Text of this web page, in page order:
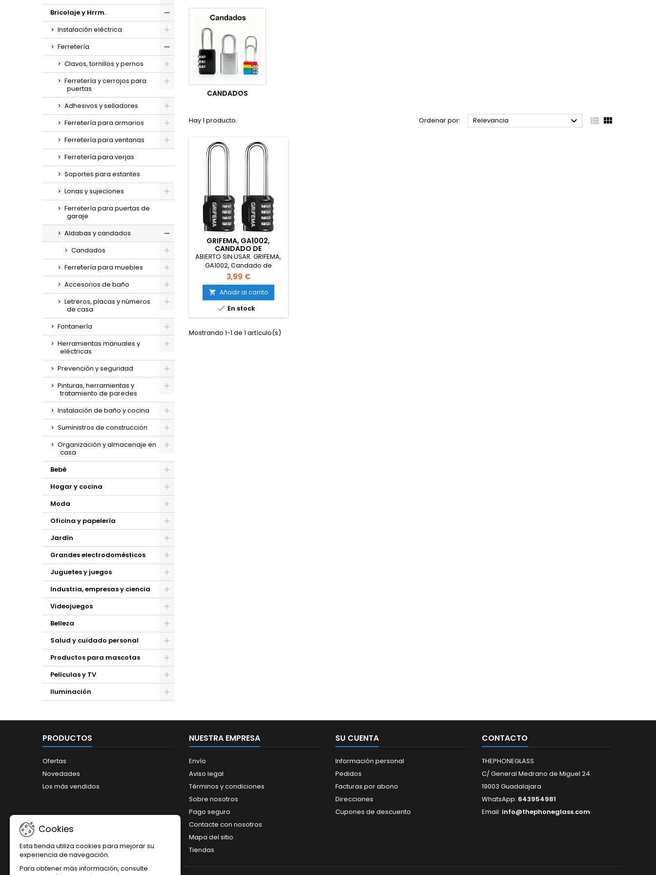
Bricolaje y Hrrm.
Instalación eléctrica
Ferretería
Clavos, tornillos y pernos
Ferretería y cerrojos para
puertas
Adhesivos y selladores
Ferretería para armarios
Ferretería para ventanas
Ferretería para verjas
Soportes para estantes
Lonas y sujeciones
Ferretería para puertas de
garaje
Aldabas y candados
Candados
Ferretería para muebles
Accesorios de baño
Letreros, placas y números
de casa
Fontanería
Herramientas manuales y
eléctricas
Prevención y seguridad
Pinturas, herramientas y
tratamiento de paredes
Instalación de baño y cocina
Suministros de construcción
Organización y almacenaje en
casa
Bebé
Hogar y cocina
Moda
Oficina y papelería
Jardín
Grandes electrodomésticos
Juguetes y juegos
Industria, empresas y ciencia
Videojuegos
Belleza
Salud y cuidado personal
Productos para mascotas
Películas y TV
Iluminación
CANDADOS
Hay 1 producto. Ordenar por: Relevancia   
GRIFEMA, GA1002,
CANDADO DE
COMBINACIÓN
EXTENDIDO, 2 PIEZAS
ABIERTO SIN USAR. GRIFEMA,
GA1002, Candado de
Combinación Extendido, 2
Piezas, Cerradura de
Combinación de 4 dígitos
para Escuela, Adecuada
para gimnasio, Maleta de
Equipaje, Negro, Largo
3,99 €
 Añadir al carrito
 En stock
Mostrando 1-1 de 1 artículo(s)
PRODUCTOS
Ofertas
Novedades
Los más vendidos
NUESTRA EMPRESA
Envío
Aviso legal
Términos y condiciones
Sobre nosotros
Pago seguro
Contacte con nosotros
Mapa del sitio
Tiendas
SU CUENTA
Información personal
Pedidos
Facturas por abono
Direcciones
Cupones de descuento
CONTACTO
THEPHONEGLASS
C/ General Medrano de Miguel 24
19003 Guadalajara
WhatsApp: 643954981
Email: info@thephoneglass.com
Cookies
Esta tienda utiliza cookies para mejorar su
experiencia de navegación.
Para obtener más información, consulte